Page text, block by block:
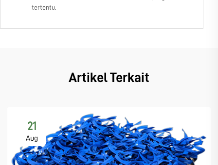
tertentu.
Artikel Terkait
21
Aug